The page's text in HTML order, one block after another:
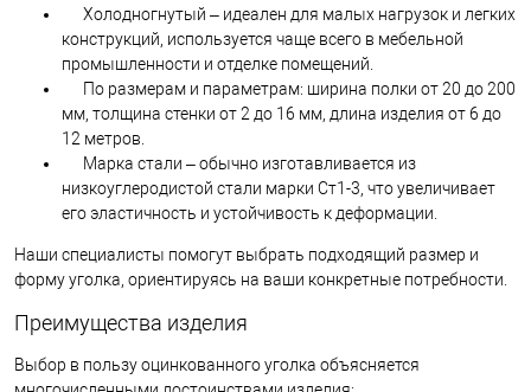
Холодногнутый – идеален для малых нагрузок и легких
конструкций, используется чаще всего в мебельной
промышленности и отделке помещений.
По размерам и параметрам: ширина полки от 20 до 200
мм, толщина стенки от 2 до 16 мм, длина изделия от 6 до
12 метров.
Марка стали – обычно изготавливается из
низкоуглеродистой стали марки Ст1-3, что увеличивает
его эластичность и устойчивость к деформации.
Наши специалисты помогут выбрать подходящий размер и
форму уголка, ориентируясь на ваши конкретные потребности.
Преимущества изделия
Выбор в пользу оцинкованного уголка объясняется